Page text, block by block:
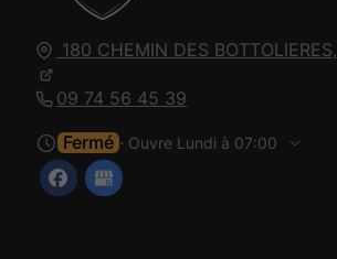
180 CHEMIN DES BOTTOLIERES,
09 74 56 45 39
Fermé ⋅ Ouvre Lundi à 07:00